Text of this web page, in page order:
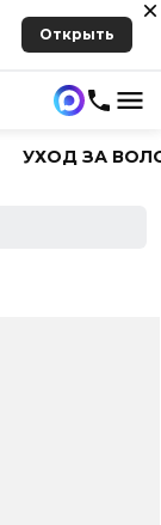
Открыть
УХОД ЗА